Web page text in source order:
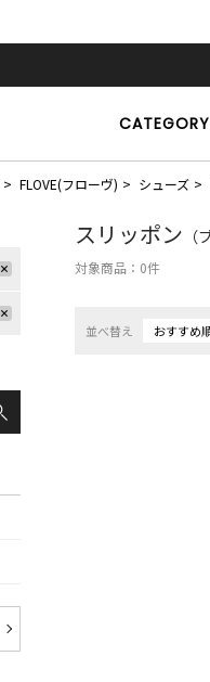
CATEGORY
FLOVE(フローヴ) シューズ
スリッポン
対象商品： 0件
並べ替え おすすめ